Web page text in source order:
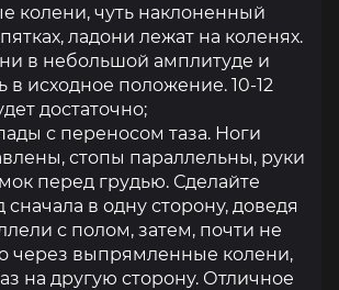
колени, чуть наклоненный
ладони лежат на коленях.
в небольшой амплитуде и
в исходное положение. 10-12
достаточно;
с переносом таза. Ноги
стопы параллельны, руки
перед грудью. Сделайте
в одну сторону, доведя
с полом, затем, почти не
через выпрямленные колени,
на другую сторону. Отличное